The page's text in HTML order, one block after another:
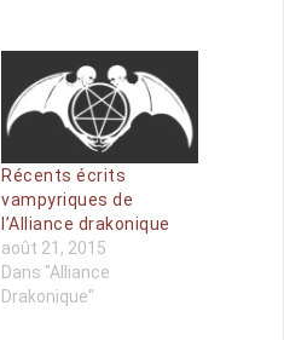
Récents écrits
vampyriques de
l’Alliance drakonique
août 21, 2015
Dans "Alliance
Drakonique"